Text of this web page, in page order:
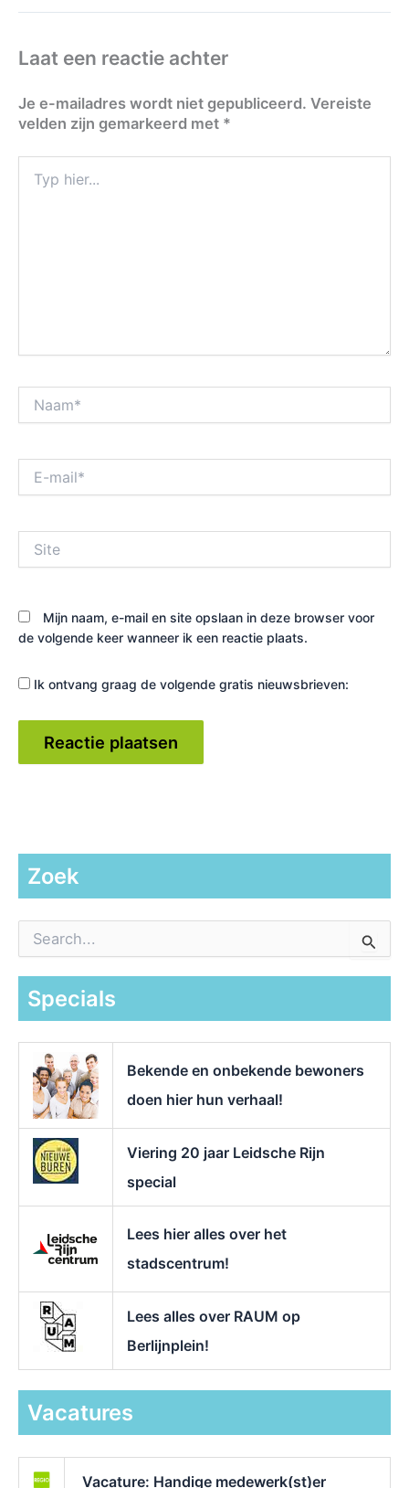
Laat een reactie achter
Je e-mailadres wordt niet gepubliceerd. Vereiste
velden zijn gemarkeerd met *
hier...
mail*
Mijn naam, e-mail en site opslaan in deze browser voor
de volgende keer wanneer ik een reactie plaats.
Ik ontvang graag de volgende gratis nieuwsbrieven:
Zoek
a
Specials
Bekende en onbekende bewoners
doen hier hun verhaal!
Viering 20 jaar Leidsche Rijn
special
Lees hier alles over het
stadscentrum!
Lees alles over RAUM op
Berlijnplein!
Vacatures
Vacature: Handige medewerk(st)er